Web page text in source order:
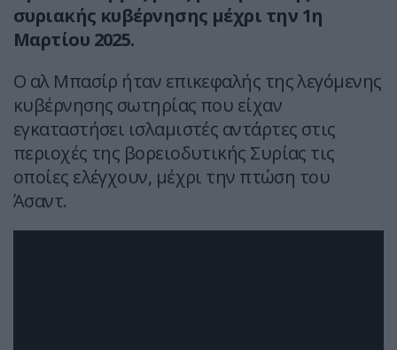
συριακής κυβέρνησης μέχρι την 1η
Μαρτίου 2025.
Ο αλ Μπασίρ ήταν επικεφαλής της λεγόμενης
κυβέρνησης σωτηρίας που είχαν
εγκαταστήσει ισλαμιστές αντάρτες στις
περιοχές της βορειοδυτικής Συρίας τις
οποίες ελέγχουν, μέχρι την πτώση του
Άσαντ.